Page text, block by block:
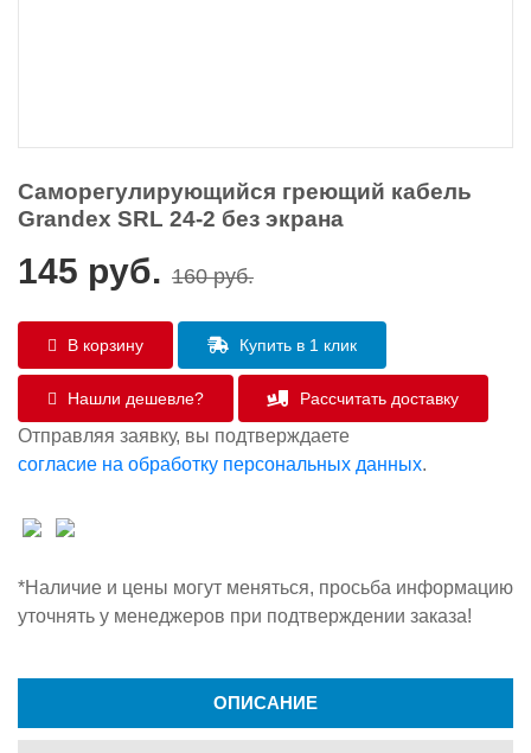
Саморегулирующийся греющий кабель
Grandex SRL 24-2 без экрана
145 руб. 160 руб.
В корзину Купить в 1 клик
Нашли дешевле? Рассчитать доставку
Отправляя заявку, вы подтверждаете
согласие на обработку персональных данных.
*Наличие и цены могут меняться, просьба информацию
уточнять у менеджеров при подтверждении заказа!
ОПИСАНИЕ